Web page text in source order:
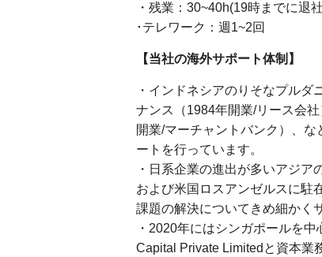
・残業：30~40h(19時までに退
･テレワーク：週1~2回
【当社の海外サポート体制】
・インドネシアのりそなプル
ナンス（1984年開業/リース会
開業/マーチャントバンク）、
ートを行っています。
・日系企業の進出が多いアジ
および米国ロスアンゼルスに駐
課題の解決についてきめ細かく
・2020年にはシンガポールを
Capital Private Limitedと資本業